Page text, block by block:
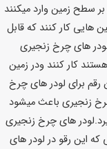
سطح زمین وارد میکنند
هایی کار کنند که قابل
های چرخ زنجیری
کار کنند ودر زمین
این رقم برای لودر های چرخ
چرخ زنجیری باعث میشود
های چرخ زنجیری
بروند در حالی که این رقو در لودر های